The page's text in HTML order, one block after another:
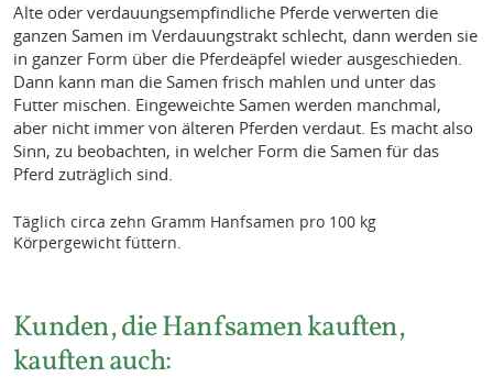
Alte oder verdauungsempfindliche Pferde verwerten die
ganzen Samen im Verdauungstrakt schlecht, dann werden sie
in ganzer Form über die Pferdeäpfel wieder ausgeschieden.
Dann kann man die Samen frisch mahlen und unter das
Futter mischen. Eingeweichte Samen werden manchmal,
aber nicht immer von älteren Pferden verdaut. Es macht also
Sinn, zu beobachten, in welcher Form die Samen für das
Pferd zuträglich sind.
Täglich circa zehn Gramm Hanfsamen pro 100 kg
Körpergewicht füttern.
Kunden, die Hanfsamen kauften,
kauften auch: